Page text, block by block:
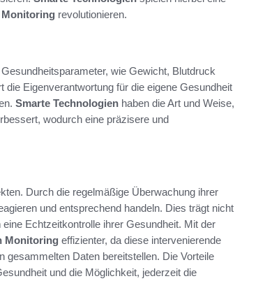
Monitoring revolutionieren.
wie Gewicht, Blutdruck
Eigenverantwortung für die eigene Gesundheit
Smarte Technologien haben die Art und Weise,
wodurch eine präzisere und
Durch die regelmäßige Überwachung ihrer
und entsprechend handeln. Dies trägt nicht
Echtzeitkontrolle ihrer Gesundheit. Mit der
Monitoring effizienter, da diese intervenierende
gesammelten Daten bereitstellen. Die Vorteile
und die Möglichkeit, jederzeit die